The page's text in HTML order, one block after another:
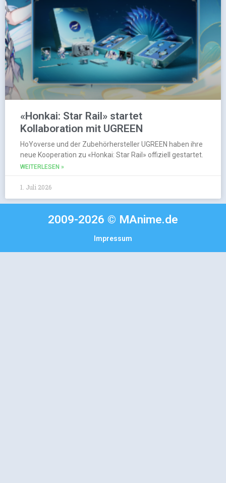
«Honkai: Star Rail» startet
Kollaboration mit UGREEN
HoYoverse und der Zubehörhersteller UGREEN haben ihre
neue Kooperation zu «Honkai: Star Rail» offiziell gestartet.
WEITERLESEN »
1. Juli 2026
2009-2026 © MAnime.de
Impressum